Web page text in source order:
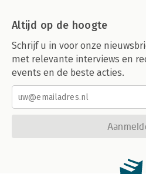
Altijd op de hoogte
Schrijf u in voor onze
met relevante interviews en
events en de beste acties.